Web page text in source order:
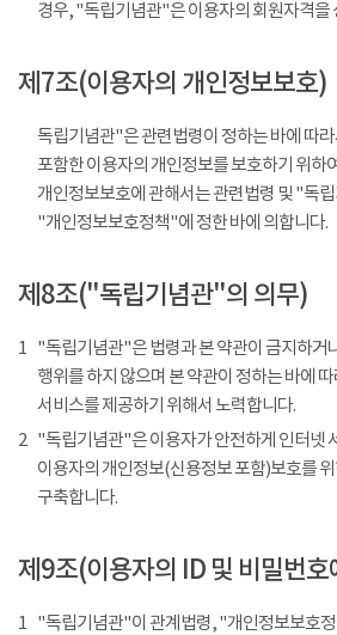
경우, "독립기념관"은 이용자의 회원자격을
제7조(이용자의 개인정보보호)
독립기념관"은 관련법령이 정하는 바에 따
포함한 이용자의 개인정보를 보호하기 위하
개인정보보호에 관해서는 관련법령 및 "독
"개인정보보호정책"에 정한 바에 의합니다.
제8조("독립기념관"의 의무)
1 "독립기념관"은 법령과 본 약관이 금지하거
행위를 하지 않으며 본 약관이 정하는 바에
서비스를 제공하기 위해서 노력합니다.
2 "독립기념관"은 이용자가 안전하게 인터넷
이용자의 개인정보(신용정보 포함)보호를
구축합니다.
제9조(이용자의 ID 및 비밀번호
1 "독립기념관"이 관계법령, "개인정보보호